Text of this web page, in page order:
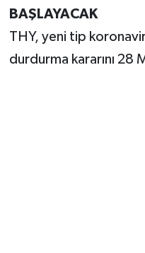
BAŞLAYACAK
THY, yeni tip
durdurma kararını 28